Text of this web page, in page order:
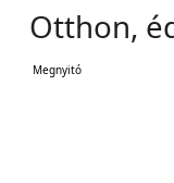
Otthon,
Megnyitó